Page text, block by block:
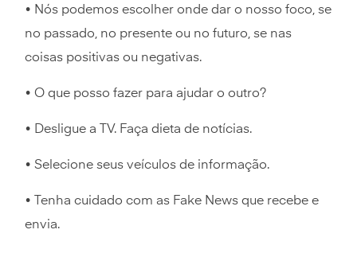
• Nós podemos escolher onde dar o nosso foco, se
no passado, no presente ou no futuro, se nas
coisas positivas ou negativas.
• O que posso fazer para ajudar o outro?
• Desligue a TV. Faça dieta de notícias.
• Selecione seus veículos de informação.
• Tenha cuidado com as Fake News que recebe e
envia.